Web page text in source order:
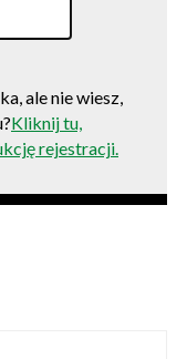
ale nie wiesz,
Kliknij tu,
rejestracji.